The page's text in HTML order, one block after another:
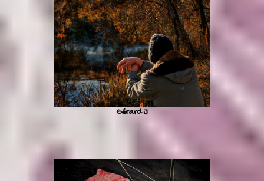
Gérard J